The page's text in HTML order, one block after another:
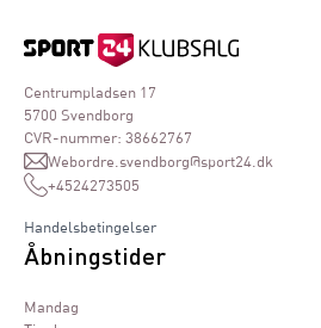
Centrumpladsen 17
5700 Svendborg
CVR-nummer: 38662767
Webordre.svendborg@sport24.dk
+4524273505
Handelsbetingelser
Åbningstider
Mandag